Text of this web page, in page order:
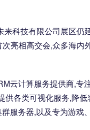
科技有限公司展区仍
亮相高交会,众多海内
云计算服务提供商,专
供各类可视化服务,降
服务器,以及专为游戏